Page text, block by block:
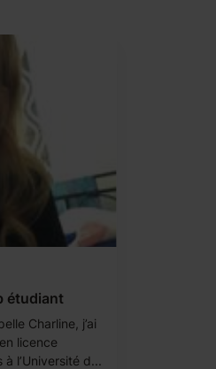
étudiant
Charline, j’ai
licence
l’Université d...